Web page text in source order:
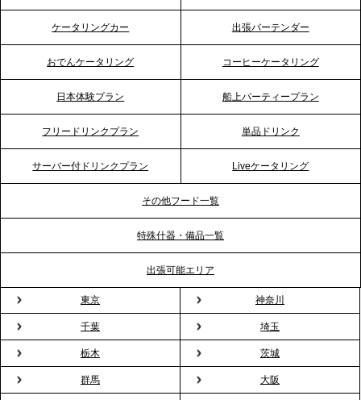
2026.4.21
プレスリリースのご案内｜「温かな食」が会話のス
イッチに。新入社員研修で《食体験としてのケータ
プレスリリースのご案内｜ケータリングのセカンド
テーブル、横浜事務所を新設。神奈川エリアのサー
ビス提供体制を強化し、質の高い「場づくり」をサ
TBS「Nスタ」で、2ndTable「1DISH」の花見オー
ドブルが紹介されました
2026.3.23
プレスリリースのご案内｜入社式の“そのまま懇親
会”が企業で広がる。 新入社員の交流を支える『オフ
ィスケータリング』という新しい活用法
ケータリングカー 出張バーテンダー
おでんケータリング コーヒーケータリング
日本体験プラン 船上パーティープラン
フリードリンクプラン 単品ドリンク
サーバー付ドリンクプラン Liveケータリング
その他フード一覧
特殊什器・備品一覧
出張可能エリア
東京 神奈川
千葉 埼玉
栃木 茨城
群馬 大阪